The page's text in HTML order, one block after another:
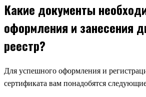
Какие документы
оформления и занесения
реестр?
Для успешного оформления и
сертификата вам понадобятся